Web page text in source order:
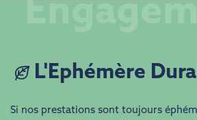
L'Ephémère
Si nos prestations sont toujours